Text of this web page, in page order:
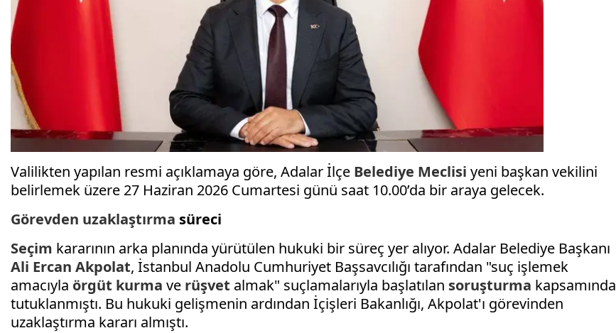
Valilikten yapılan resmi açıklamaya göre, Adalar İlçe Belediye Meclisi yeni başkan vekilini
belirlemek üzere 27 Haziran 2026 Cumartesi günü saat 10.00’da bir araya gelecek.
Görevden uzaklaştırma süreci
Seçim kararının arka planında yürütülen hukuki bir süreç yer alıyor. Adalar Belediye Başkanı
Ali Ercan Akpolat, İstanbul Anadolu Cumhuriyet Başsavcılığı tarafından "suç işlemek
amacıyla örgüt kurma ve rüşvet almak" suçlamalarıyla başlatılan soruşturma kapsamında
tutuklanmıştı. Bu hukuki gelişmenin ardından İçişleri Bakanlığı, Akpolat'ı görevinden
uzaklaştırma kararı almıştı.